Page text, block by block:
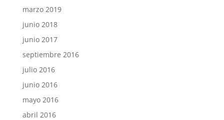
marzo 2019
junio 2018
junio 2017
septiembre 2016
julio 2016
junio 2016
mayo 2016
abril 2016